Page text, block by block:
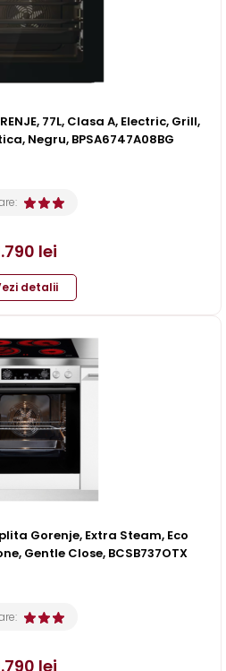
77L, Clasa A, Electric, Grill,
Negru, BPSA6747A08BG
lei
detalii
Gorenje, Extra Steam, Eco
Gentle Close, BCSB737OTX
lei